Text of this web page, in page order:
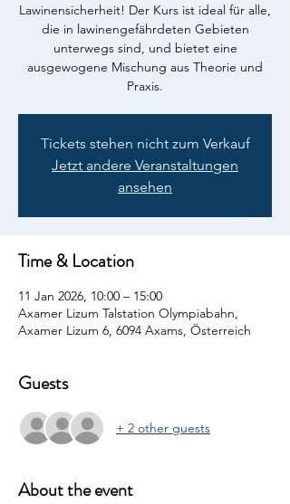
Lawinensicherheit! Der Kurs ist ideal für alle,
die in lawinengefährdeten Gebieten
unterwegs sind, und bietet eine
ausgewogene Mischung aus Theorie und
Praxis.
Tickets stehen nicht zum Verkauf
Jetzt andere Veranstaltungen
ansehen
Time & Location
11 Jan 2026, 10:00 – 15:00
Axamer Lizum Talstation Olympiabahn,
Axamer Lizum 6, 6094 Axams, Österreich
Guests
+ 2 other guests
About the event